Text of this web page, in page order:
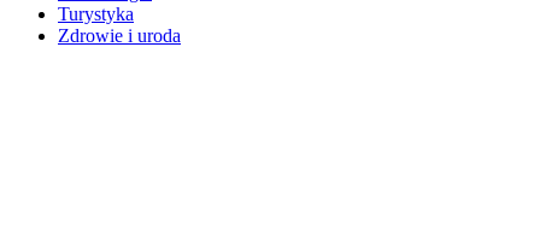
Turystyka
Zdrowie i uroda